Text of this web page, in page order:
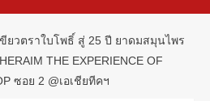
ยวตราใบโพธิ์ สู่ 25 ปี ยาดมสมุนไพร
THE EXPERIENCE OF
ซอย 2 @เอเชียทีคฯ